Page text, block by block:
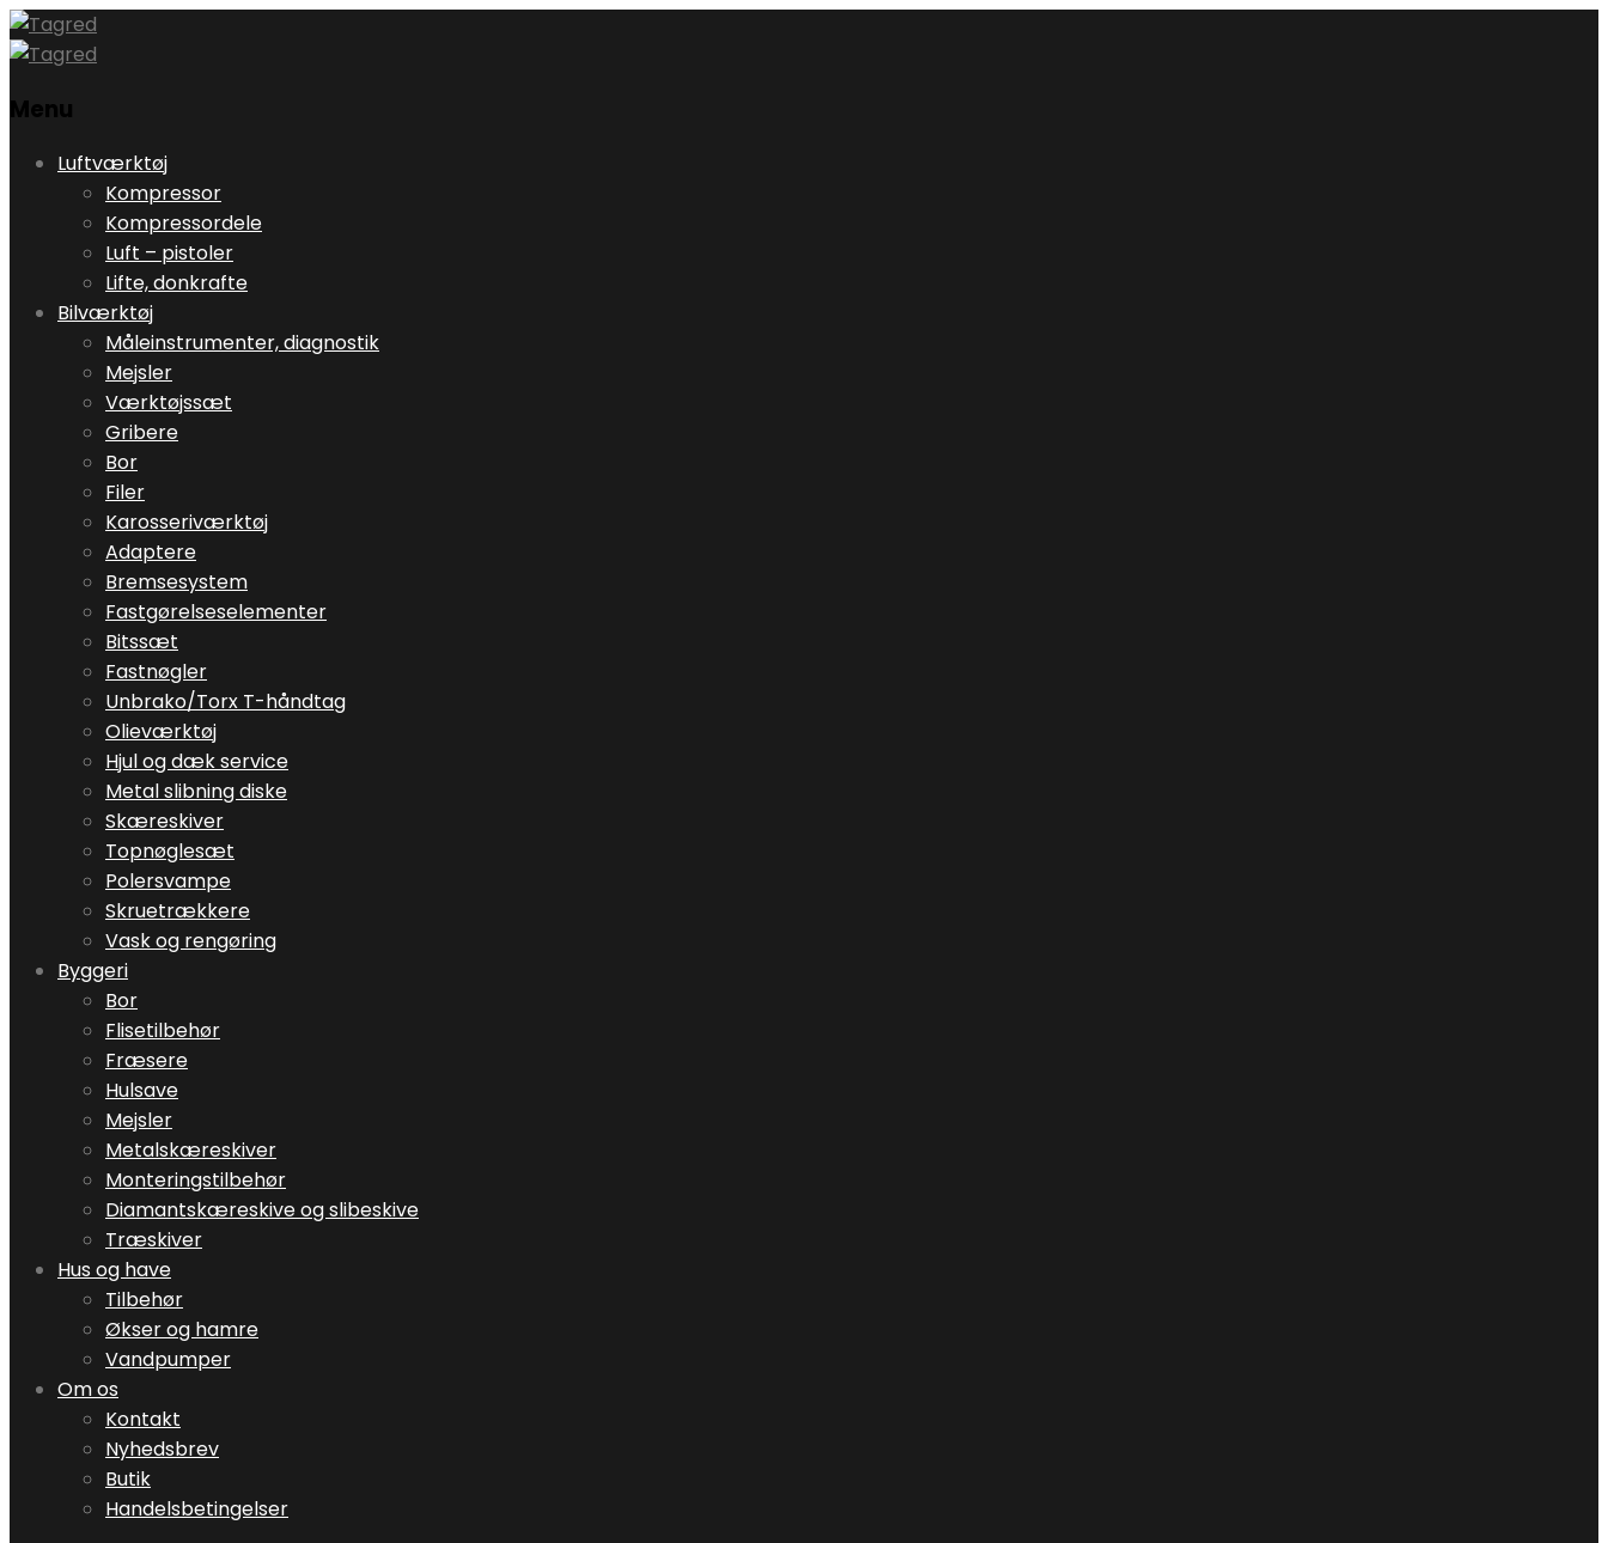
Menu
Skip
content
Luftværktøj
Kompressor
Kompressordele
Luft – pistoler
Lifte, donkrafte
Bilværktøj
Måleinstrumenter, diagnostik
Mejsler
Værktøjssæt
Gribere
Bor
Filer
Karosseriværktøj
Adaptere
Bremsesystem
Fastgørelseselementer
Bitssæt
Fastnøgler
Unbrako/Torx T-håndtag
Olieværktøj
Hjul og dæk service
Metal slibning diske
Skæreskiver
Topnøglesæt
Polersvampe
Skruetrækkere
Vask og rengøring
Byggeri
Bor
Flisetilbehør
Fræsere
Hulsave
Mejsler
Metalskæreskiver
Monteringstilbehør
Diamantskæreskive og slibeskive
Træskiver
Hus og have
Tilbehør
Økser og hamre
Vandpumper
Om os
Kontakt
Nyhedsbrev
Butik
Handelsbetingelser